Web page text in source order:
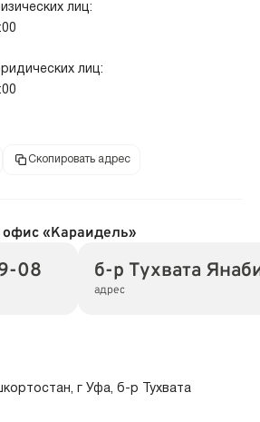
лиц:
лиц:
Скопировать адрес
«Караидель»
08 б-р Тухвата
адрес
г Уфа, б-р Тухвата